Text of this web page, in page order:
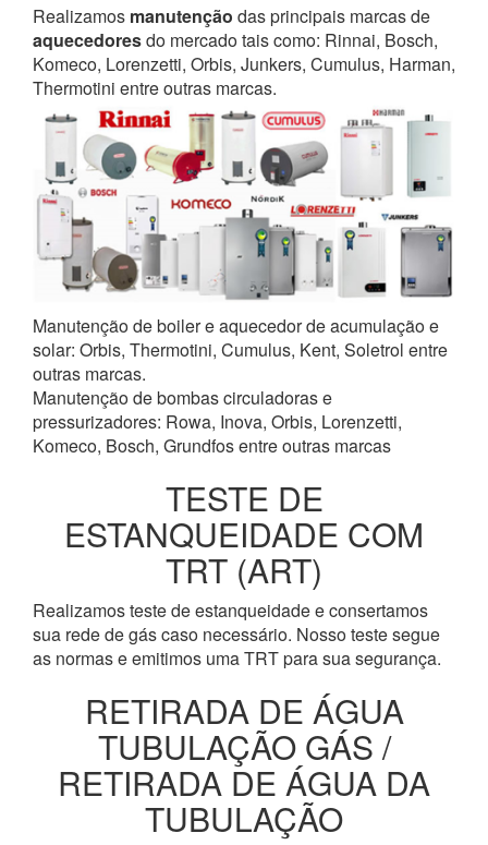
Realizamos manutenção das principais marcas de
aquecedoresdo mercado tais como: Rinnai, Bosch,
Komeco, Lorenzetti, Orbis, Junkers, Cumulus, Harman,
Thermotini entre outras marcas.
Manutenção de boiler e aquecedor de acumulação e
solar: Orbis, Thermotini, Cumulus, Kent, Soletrol entre
outras marcas.
Manutenção de bombas circuladoras e
pressurizadores: Rowa, Inova, Orbis, Lorenzetti,
Komeco, Bosch, Grundfos entre outras marcas
TESTE DE
ESTANQUEIDADE COM
TRT (ART)
Realizamos teste de estanqueidade e consertamos
sua rede de gás caso necessário. Nosso teste segue
as normas e emitimos uma TRT para sua segurança.
RETIRADA DE ÁGUA
TUBULAÇÃO GÁS /
RETIRADA DE ÁGUA DA
TUBULAÇÃO